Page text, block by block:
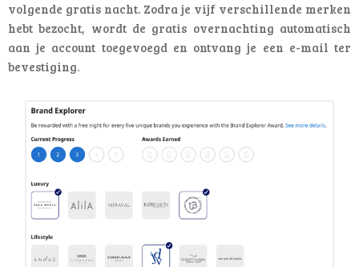
volgende gratis nacht. Zodra je vijf verschillende merken
hebt bezocht, wordt de gratis overnachting automatisch
aan je account toegevoegd en ontvang je een e-mail ter
bevestiging.